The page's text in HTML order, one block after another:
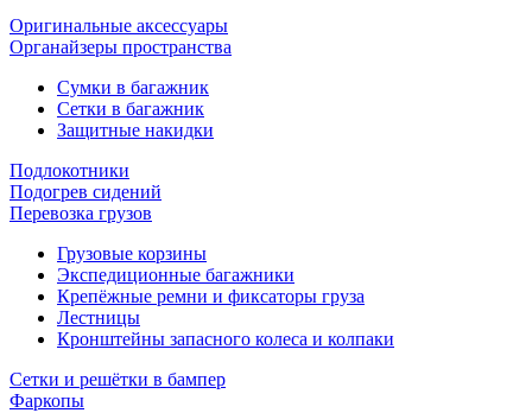
Оригинальные аксессуары
Органайзеры пространства
Сумки в багажник
Сетки в багажник
Защитные накидки
Подлокотники
Подогрев сидений
Перевозка грузов
Грузовые корзины
Экспедиционные багажники
Крепёжные ремни и фиксаторы груза
Лестницы
Кронштейны запасного колеса и колпаки
Сетки и решётки в бампер
Фаркопы